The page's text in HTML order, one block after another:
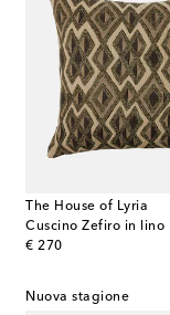
The House of Lyria
Cuscino Zefiro in lino
€ 270
original price
Nuova stagione